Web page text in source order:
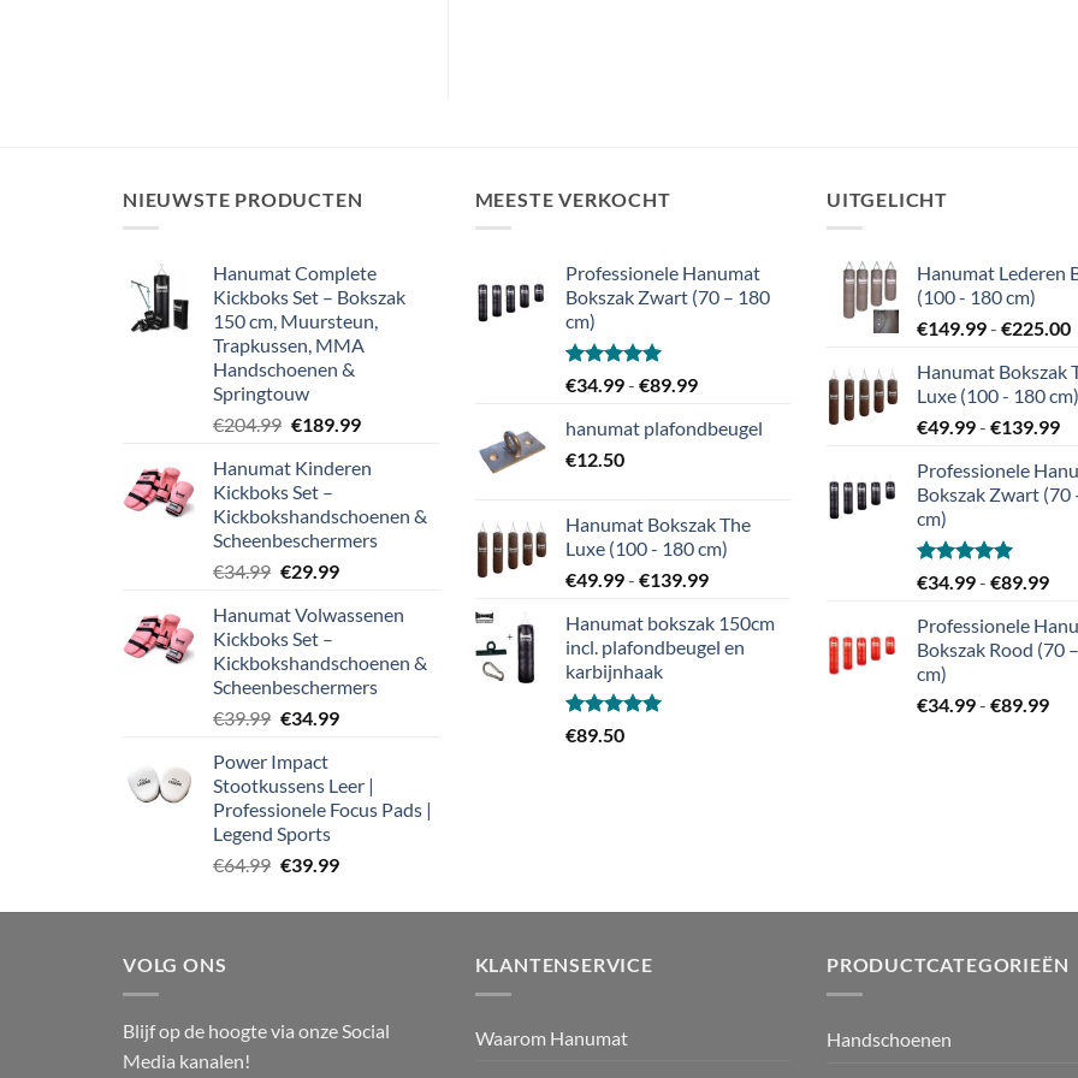
NIEUWSTE PRODUCTEN
Hanumat Complete
Kickboks Set – Bokszak
150 cm, Muursteun,
Trapkussen, MMA
Handschoenen &
Springtouw
€204.99 Oorspronkelijke
was:
€204.99.
€189.99Huidige
is:
Hanumat Kinderen
Kickboks Set –
Kickbokshandschoenen &
Scheenbeschermers
€34.99 Oorspronkelijke
was:
€34.99.
€29.99Huidige
is:
Hanumat Volwassenen
Kickboks Set –
Kickbokshandschoenen &
Scheenbeschermers
€39.99 Oorspronkelijke
was:
€39.99.
€34.99Huidige
€34.99.
Power Impact
Stootkussens Leer |
Professionele Focus Pads |
Legend Sports
€64.99 Oorspronkelijke
was:
€39.99Huidige
is:
MEESTE VERKOCHT
Professionele Hanumat
Bokszak Zwart (70 – 180
cm)
Gewaardeerd
€34.99- €89.99Prijsklasse:
tot
hanumat plafondbeugel
€12.50
Hanumat Bokszak The
Luxe (100 - 180 cm)
€49.99- €139.99Prijsklasse:
tot
€139.99
Hanumat bokszak 150cm
incl. plafondbeugel en
karbijnhaak
Gewaardeerd
€89.50
UITGELICHT
Hanumat Lederen
(100 - 180 cm)
€149.99- €225.00
Hanumat Bokszak
Luxe (100 - 180 cm)
€49.99- €139.99
Professionele
Bokszak Zwart (70
cm)
Gewaardeerd
€34.99- €89.99
tot
Professionele
Bokszak Rood (70
cm)
€34.99- €89.99
VOLG ONS
Blijf op de hoogte via onze Social
Media kanalen!
KLANTENSERVICE
Waarom Hanumat
PRODUCTCATEGORIEËN
Handschoenen